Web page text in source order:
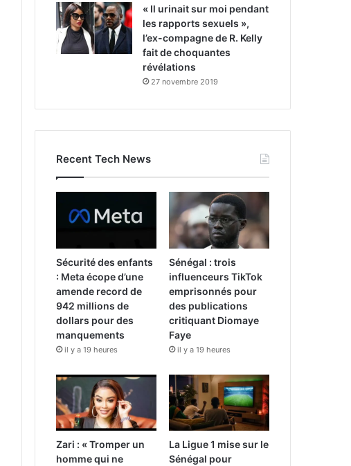
« Il urinait sur moi pendant
les rapports sexuels »,
l’ex-compagne de R. Kelly
fait de choquantes
révélations
27 novembre 2019
Recent Tech News
Sécurité des enfants
: Meta écope d’une
amende record de
942 millions de
dollars pour des
manquements
il y a 19 heures
Sénégal : trois
influenceurs TikTok
emprisonnés pour
des publications
critiquant Diomaye
Faye
il y a 19 heures
Zari : « Tromper un
homme qui ne
La Ligue 1 mise sur le
Sénégal pour